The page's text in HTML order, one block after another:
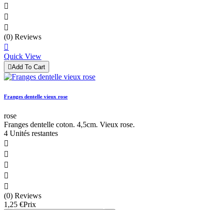



(0) Reviews

Quick View
Add To Cart
Franges dentelle vieux rose
rose
Franges dentelle coton. 4,5cm. Vieux rose.
4 Unités restantes





(0) Reviews
1,25 €Prix